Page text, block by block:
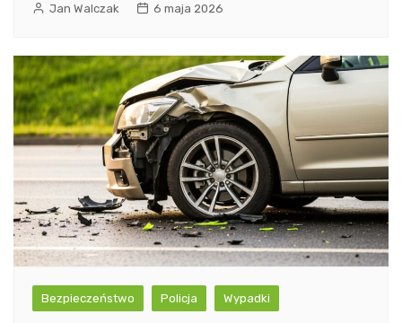
Jan Walczak 6 maja 2026
Bezpieczeństwo Policja Wypadki